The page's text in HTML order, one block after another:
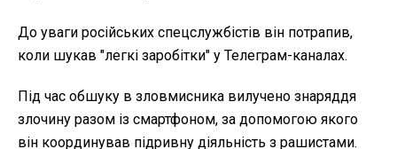
До уваги російських спецслужбістів він потрапив,
коли шукав "легкі заробітки" у Телеграм-каналах.
Під час обшуку в зловмисника вилучено знаряддя
злочину разом із смартфоном, за допомогою якого
він координував підривну діяльність з рашистами.